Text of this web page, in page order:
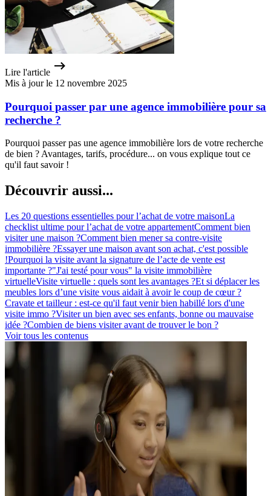
Lire l'article
Mis à jour le 12 novembre 2025
Pourquoi passer par une agence immobilière pour sa
recherche ?
Pourquoi passer pas une agence immobilière lors de votre recherche
de bien ? Avantages, tarifs, procédure... on vous explique tout ce
qu'il faut savoir !
Découvrir aussi...
Les 20 questions essentielles pour l’achat de votre maisonLa
checklist ultime pour l’achat de votre appartementComment bien
visiter une maison ?Comment bien mener sa contre-visite
immobilière ?Essayer une maison avant son achat, c'est possible
!Pourquoi la visite avant la signature de l’acte de vente est
importante ?"J'ai testé pour vous" la visite immobilière
virtuelleVisite virtuelle : quels sont les avantages ?Et si déplacer les
meubles lors d’une visite vous aidait à avoir le coup de cœur ?
Cravate et tailleur : est-ce qu'il faut venir bien habillé lors d'une
visite immo ?Visiter un bien avec ses enfants, bonne ou mauvaise
idée ?Combien de biens visiter avant de trouver le bon ?
Voir tous les contenus